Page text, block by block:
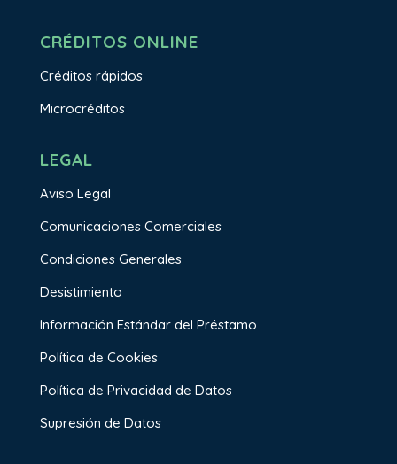
CRÉDITOS ONLINE
Créditos rápidos
Microcréditos
LEGAL
Aviso Legal
Comunicaciones Comerciales
Condiciones Generales
Desistimiento
Información Estándar del Préstamo
Política de Cookies
Política de Privacidad de Datos
Supresión de Datos